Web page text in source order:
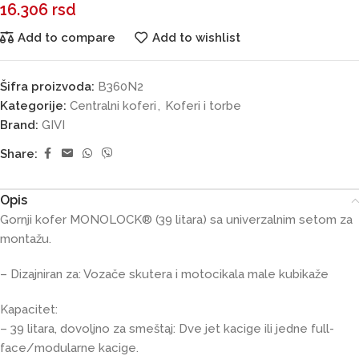
16.306 rsd
Add to compare Add to wishlist
Šifra proizvoda: B360N2
Kategorije: Centralni koferi, Koferi i torbe
Brand: GIVI
Share:
Opis
Gornji kofer MONOLOCK® (39 litara) sa univerzalnim setom za
montažu.
– Dizajniran za: Vozače skutera i motocikala male kubikaže
Kapacitet:
– 39 litara, dovoljno za smeštaj: Dve jet kacige ili jedne full-
face/modularne kacige.